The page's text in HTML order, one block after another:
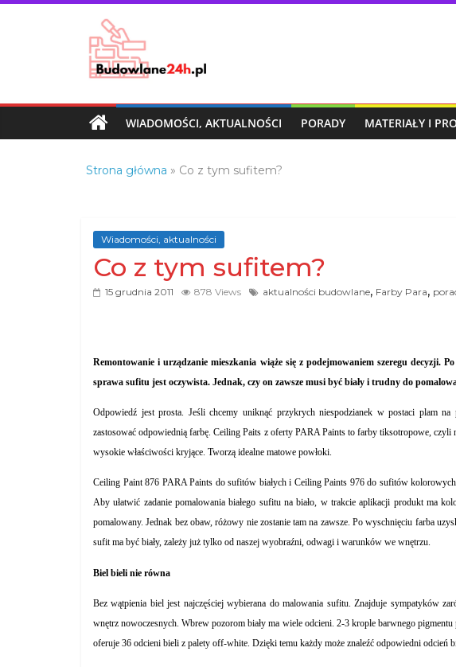
Skip
Budowlane24h.pl
portal
budowlany
Porady
branży
budowlanej
WIADOMOŚCI, AKTUALNOŚCI PORADY MATERIAŁY I
Strona główna » Co z tym sufitem?
Wiadomości, aktualności
Co z tym sufitem?
15 grudnia 2011 878 Views aktualności budowlane, Farby Para,
Remontowanie i urządzanie mieszkania wiąże się z podejmowaniem szeregu decyzji.
sprawa sufitu jest oczywista. Jednak, czy on zawsze musi być biały i trudny do
Odpowiedź jest prosta. Jeśli chcemy uniknąć przykrych niespodzianek w postaci plam
zastosować odpowiednią farbę. Ceiling Paits z oferty PARA Paints to farby tiksotropowe, czyli
wysokie właściwości kryjące. Tworzą idealne matowe powłoki.
Ceiling Paint 876 PARA Paints do sufitów białych i Ceiling Paints 976 do sufitów
Aby ułatwić zadanie pomalowania białego sufitu na biało, w trakcie aplikacji produkt ma
pomalowany.Jednak bez obaw, różowy nie zostanie tam na zawsze. Po wyschnięciu farba
sufit ma być biały, zależy już tylko od naszej wyobraźni, odwagi i warunków we wnętrzu.
Biel bieli nie równa
Bez wątpienia biel jest najczęściej wybierana do malowania sufitu. Znajduje sympatyków
wnętrz nowoczesnych. Wbrew pozorom biały ma wiele odcieni. 2-3 krople barwnego
oferuje 36 odcieni bieli z palety off-white. Dzięki temu każdy może znaleźć odpowiedni odcień